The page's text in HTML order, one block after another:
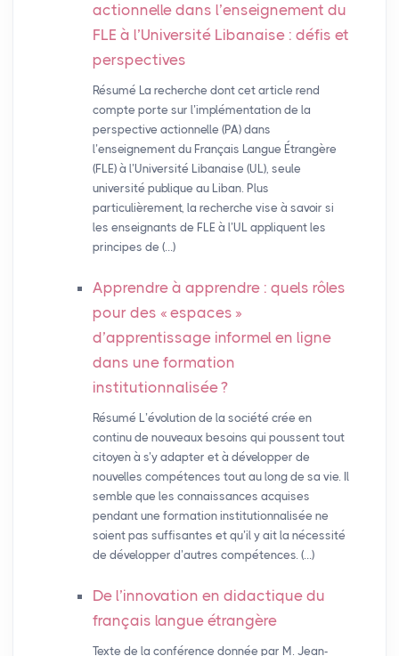
actionnelle dans l’enseignement du
FLE à l’Université Libanaise : défis et
perspectives
Résumé La recherche dont cet article rend
compte porte sur l’implémentation de la
perspective actionnelle (PA) dans
l’enseignement du Français Langue Étrangère
(FLE) à l’Université Libanaise (UL), seule
université publique au Liban. Plus
particulièrement, la recherche vise à savoir si
les enseignants de FLE à l’UL appliquent les
principes de (…)
Apprendre à apprendre : quels rôles
pour des « espaces »
d’apprentissage informel en ligne
dans une formation
institutionnalisée?
Résumé L’évolution de la société crée en
continu de nouveaux besoins qui poussent tout
citoyen à s’y adapter et à développer de
nouvelles compétences tout au long de sa vie. Il
semble que les connaissances acquises
pendant une formation institutionnalisée ne
soient pas suffisantes et qu’il y ait la nécessité
de développer d’autres compétences. (…)
De l’innovation en didactique du
français langue étrangère
Texte de la conférence donnée par M. Jean-